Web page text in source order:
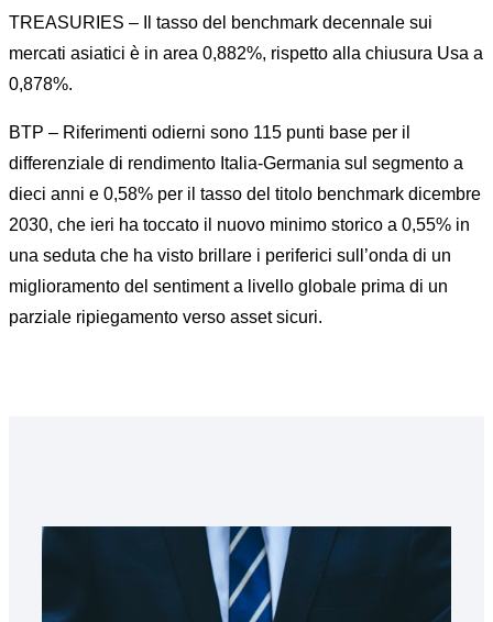
TREASURIES – Il tasso del benchmark decennale sui
mercati asiatici è in area 0,882%, rispetto alla chiusura Usa a
0,878%.
BTP – Riferimenti odierni sono 115 punti base per il
differenziale di rendimento Italia-Germania sul segmento a
dieci anni e 0,58% per il tasso del titolo benchmark dicembre
2030, che ieri ha toccato il nuovo minimo storico a 0,55% in
una seduta che ha visto brillare i periferici sull’onda di un
miglioramento del sentiment a livello globale prima di un
parziale ripiegamento verso asset sicuri.